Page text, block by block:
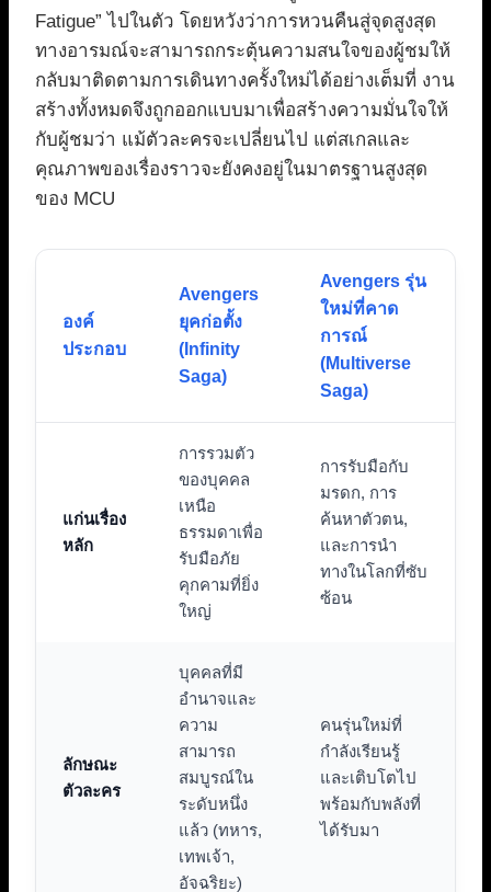
Fatigue” ไปในตัว โดยหวังว่าการหวนคืนสู่จุดสูงสุด
ทางอารมณ์จะสามารถกระตุ้นความสนใจของผู้ชมให้
กลับมาติดตามการเดินทางครั้งใหม่ได้อย่างเต็มที่ งาน
สร้างทั้งหมดจึงถูกออกแบบมาเพื่อสร้างความมั่นใจให้
กับผู้ชมว่า แม้ตัวละครจะเปลี่ยนไป แต่สเกลและ
คุณภาพของเรื่องราวจะยังคงอยู่ในมาตรฐานสูงสุด
ของ MCU
องค์
ประกอบ
Avengers
ยุคก่อตั้ง
(Infinity
Saga)
Avengers รุ่น
ใหม่ที่คาด
การณ์
(Multiverse
Saga)
แก่นเรื่อง
หลัก
การรวมตัว
ของบุคคล
เหนือ
ธรรมดาเพื่อ
รับมือภัย
คุกคามที่ยิ่ง
ใหญ่
การรับมือกับ
มรดก, การ
ค้นหาตัวตน,
และการนำ
ทางในโลกที่ซับ
ซ้อน
ลักษณะ
ตัวละคร
บุคคลที่มี
อำนาจและ
ความ
สามารถ
สมบูรณ์ใน
ระดับหนึ่ง
แล้ว (ทหาร,
เทพเจ้า,
อัจฉริยะ)
คนรุ่นใหม่ที่
กำลังเรียนรู้
และเติบโตไป
พร้อมกับพลังที่
ได้รับมา